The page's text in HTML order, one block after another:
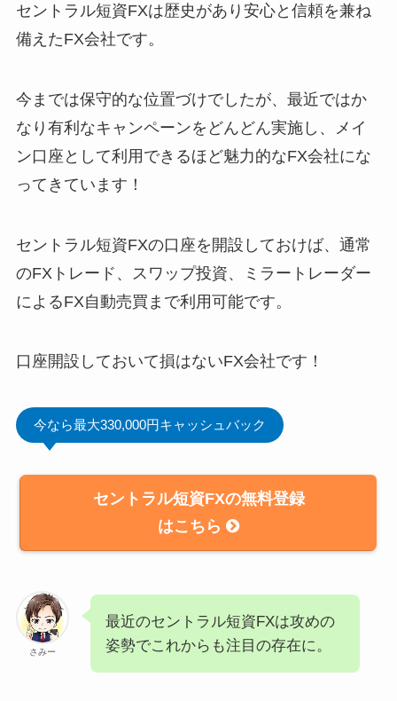
セントラル短資FXは歴史があり安心と信頼を兼ね
備えたFX会社です。
今までは保守的な位置づけでしたが、最近ではか
なり有利なキャンペーンをどんどん実施し、メイ
ン口座として利用できるほど魅力的なFX会社にな
ってきています！
セントラル短資FXの口座を開設しておけば、通常
のFXトレード、スワップ投資、ミラートレーダー
によるFX自動売買まで利用可能です。
口座開設しておいて損はないFX会社です！
今なら最大330,000円キャッシュバック
セントラル短資FXの無料登録
はこちら
さみー
最近のセントラル短資FXは攻めの
姿勢でこれからも注目の存在に。